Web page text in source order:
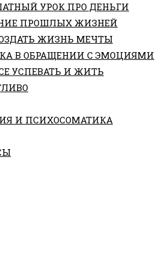
УРОК ПРО ДЕНЬГИ
ПРОШЛЫХ ЖИЗНЕЙ
ЖИЗНЬ МЕЧТЫ
В ОБРАЩЕНИИ С ЭМОЦИЯМИ
УСПЕВАТЬ И ЖИТЬ
И ПСИХОСОМАТИКА